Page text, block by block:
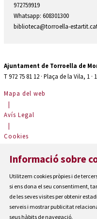
972759919
Whatsapp: 608301300
biblioteca@torroella-
Ajuntament de Torroella de
T 972 75 81 12 · Plaça de la Vila, 1
Mapa del web
|
Avís Legal
|
Cookies
Contactar
Accessibilitat
Informació sobre
Utilitzem cookies pròpies i de
si ens dona el seu consentiment,
de les seves visites per obtenir
serveis i mostrar publicitat
seus hàbits de navegació.